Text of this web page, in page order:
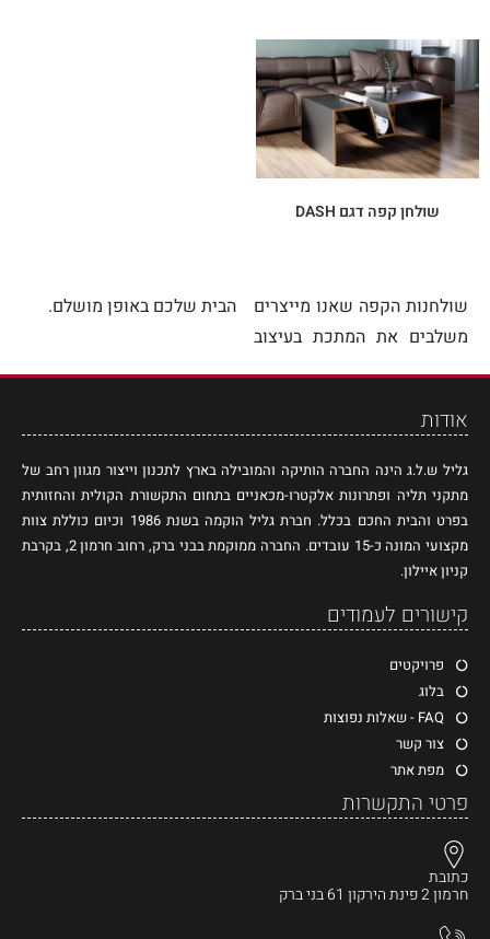
שולחן קפה דגם DASH
שולחנות הקפה שאנו מייצרים
משלבים את המתכת בעיצוב
הבית שלכם באופן מושלם.
אודות
גליל ש.ל.ג הינה החברה הותיקה והמובילה בארץ לתכנון וייצור מגוון רחב של
מתקני תליה ופתרונות אלקטרו-מכאניים בתחום התקשורת הקולית והחזותית
בפרט והבית החכם בכלל. חברת גליל הוקמה בשנת 1986 וכיום כוללת צוות
מקצועי המונה כ-15 עובדים. החברה ממוקמת בבני ברק, רחוב חרמון 2, בקרבת
קניון איילון.
קישורים לעמודים
פרויקטים
בלוג
FAQ - שאלות נפוצות
צור קשר
מפת אתר
פרטי התקשרות
כתובת
חרמון 2 פינת הירקון 61 בני ברק